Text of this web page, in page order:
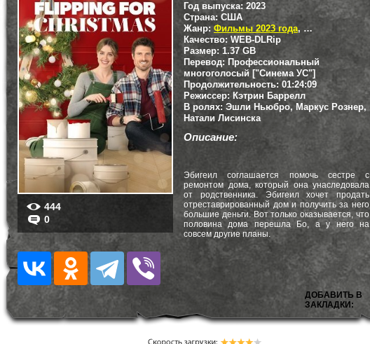
444
0
Год выпуска:2023
Страна: США
Жанр: Фильмы 2023 года, Триллеры
Качество: WEB-DLRip
Размер: 1.37 GB
Перевод: Профессиональный
многоголосый ["Синема УС"]
Продолжительность: 01:24:09
Режиссер:Кэтрин Баррелл
В ролях: Эшли Ньюбро, Маркус Рознер,
Натали Лисинска
Описание:
Эбигеил соглашается помочь сестре с
ремонтом дома, который она унаследовала
от родственника. Эбигеил хочет продать
отреставрированный дом и получить за него
большие деньги. Вот только оказывается, что
половина дома перешла Бо, а у него на
совсем другие планы.
ДОБАВИТЬ В
ЗАКЛАДКИ: